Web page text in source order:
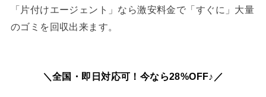
「片付けエージェント」なら激安料金で「すぐに」大量
のゴミを回収出来ます。
＼全国・即日対応可！今なら28%OFF♪／